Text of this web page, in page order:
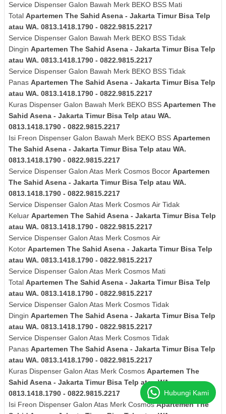
Service Dispenser Galon Bawah Merk BEKO BSS Mati
Total Apartemen The Sahid Asena - Jakarta Timur Bisa Telp
atau WA. 0813.1418.1790 - 0822.9815.2217
Service Dispenser Galon Bawah Merk BEKO BSS Tidak
Dingin Apartemen The Sahid Asena - Jakarta Timur Bisa Telp
atau WA. 0813.1418.1790 - 0822.9815.2217
Service Dispenser Galon Bawah Merk BEKO BSS Tidak
Panas Apartemen The Sahid Asena - Jakarta Timur Bisa Telp
atau WA. 0813.1418.1790 - 0822.9815.2217
Kuras Dispenser Galon Bawah Merk BEKO BSS Apartemen The
Sahid Asena - Jakarta Timur Bisa Telp atau WA.
0813.1418.1790 - 0822.9815.2217
Isi Freon Dispenser Galon Bawah Merk BEKO BSS Apartemen
The Sahid Asena - Jakarta Timur Bisa Telp atau WA.
0813.1418.1790 - 0822.9815.2217
Service Dispenser Galon Atas Merk Cosmos Bocor Apartemen
The Sahid Asena - Jakarta Timur Bisa Telp atau WA.
0813.1418.1790 - 0822.9815.2217
Service Dispenser Galon Atas Merk Cosmos Air Tidak
Keluar Apartemen The Sahid Asena - Jakarta Timur Bisa Telp
atau WA. 0813.1418.1790 - 0822.9815.2217
Service Dispenser Galon Atas Merk Cosmos Air
Kotor Apartemen The Sahid Asena - Jakarta Timur Bisa Telp
atau WA. 0813.1418.1790 - 0822.9815.2217
Service Dispenser Galon Atas Merk Cosmos Mati
Total Apartemen The Sahid Asena - Jakarta Timur Bisa Telp
atau WA. 0813.1418.1790 - 0822.9815.2217
Service Dispenser Galon Atas Merk Cosmos Tidak
Dingin Apartemen The Sahid Asena - Jakarta Timur Bisa Telp
atau WA. 0813.1418.1790 - 0822.9815.2217
Service Dispenser Galon Atas Merk Cosmos Tidak
Panas Apartemen The Sahid Asena - Jakarta Timur Bisa Telp
atau WA. 0813.1418.1790 - 0822.9815.2217
Kuras Dispenser Galon Atas Merk Cosmos Apartemen The
Sahid Asena - Jakarta Timur Bisa Telp atau WA.
0813.1418.1790 - 0822.9815.2217
Isi Freon Dispenser Galon Atas Merk CosmosApartemen The
Hubungi Kami